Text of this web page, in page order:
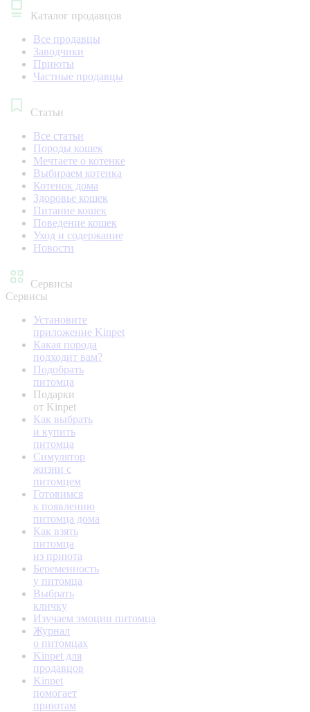
Каталог продавцов
Все продавцы
Заводчики
Приюты
Частные продавцы
Статьи
Все статьи
Породы кошек
Мечтаете о котенке
Выбираем котенка
Котенок дома
Здоровье кошек
Питание кошек
Поведение кошек
Уход и содержание
Новости
Сервисы
Сервисы
Установите
приложение Kinpet
Какая порода
подходит вам?
Подобрать
питомца
Подарки
от Kinpet
Как выбрать
и купить
питомца
Симулятор
жизни с
питомцем
Готовимся
к появлению
питомца дома
Как взять
питомца
из приюта
Беременность
у питомца
Выбрать
кличку
Изучаем эмоции питомца
Журнал
о питомцах
Kinpet для
продавцов
Kinpet
помогает
приютам